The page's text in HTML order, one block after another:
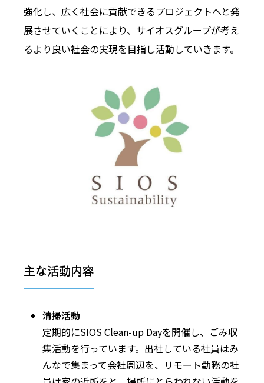
強化し、広く社会に貢献できるプロジェクトへと発
展させていくことにより、サイオスグループが考え
るより良い社会の実現を目指し活動していきます。
主な活動内容
清掃活動
定期的にSIOS Clean-up Dayを開催し、ごみ収
集活動を行っています。出社している社員はみ
んなで集まって会社周辺を、リモート勤務の社